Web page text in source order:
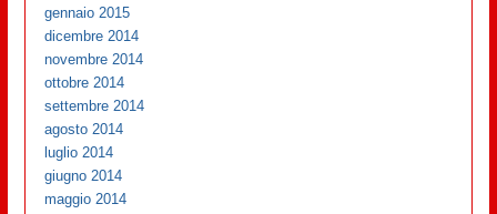
gennaio 2015
dicembre 2014
novembre 2014
ottobre 2014
settembre 2014
agosto 2014
luglio 2014
giugno 2014
maggio 2014